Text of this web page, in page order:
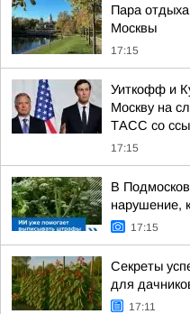
Пара
Москвы
17:15
Уиткофф и
Москву на
ТАСС со
17:15
В
нарушение,
17:15
Секреты
для
17:11